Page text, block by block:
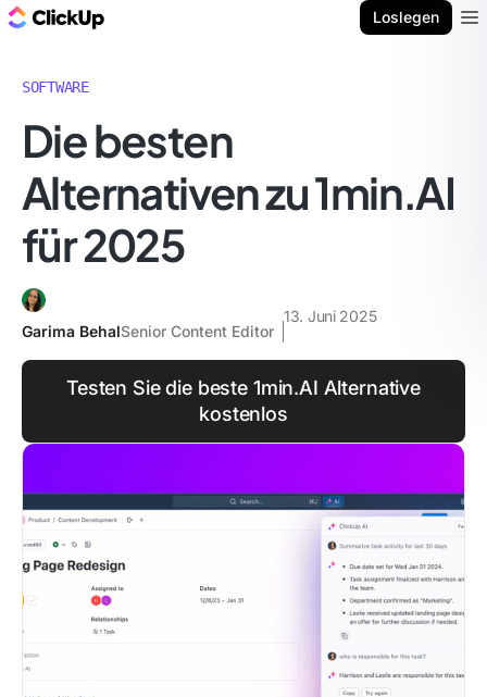
Loslegen
SOFTWARE
Die besten
Alternativen zu 1min.AI
für 2025
Garima BehalSenior Content Editor
13. Juni 2025
Testen Sie die beste 1min.AI Alternative
kostenlos